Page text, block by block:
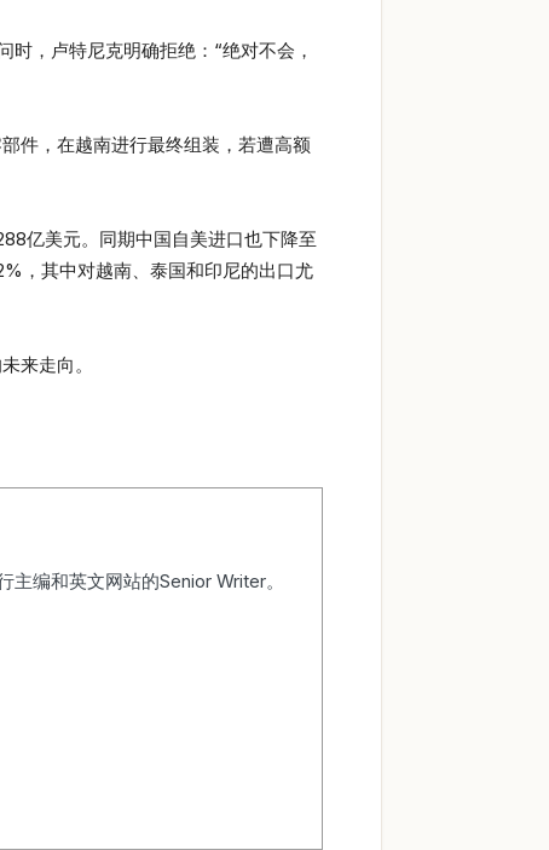
，卢特尼克明确拒绝：“绝对不会，
件，在越南进行最终组装，若遭高额
亿美元。同期中国自美进口也下降至
，其中对越南、泰国和印尼的出口尤
来走向。
编和英文网站的Senior Writer。